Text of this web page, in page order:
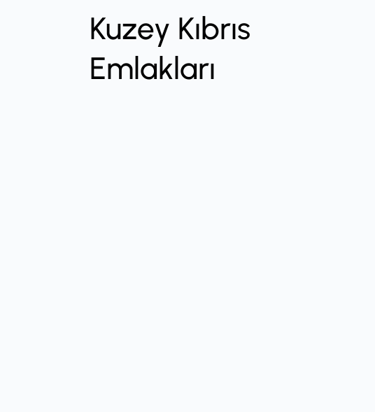
Kuzey Kıbrıs
Emlakları